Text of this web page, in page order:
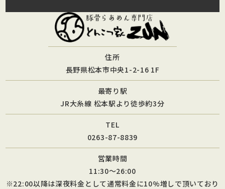
住所
長野県松本市中央1-2-16 1F
最寄り駅
JR大糸線 松本駅より徒歩約3分
TEL
0263-87-8839
営業時間
11:30～26:00
※22:00以降は深夜料金として通常料金に10%増しで頂いており